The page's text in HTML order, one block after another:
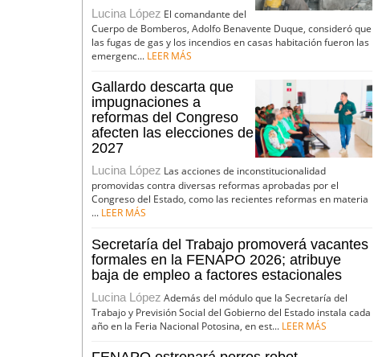
Lucina López El comandante del
Cuerpo de Bomberos, Adolfo Benavente Duque, consideró que
las fugas de gas y los incendios en casas habitación fueron las
emergenc... LEER MÁS
Gallardo descarta que
impugnaciones a
reformas del Congreso
afecten las elecciones de
2027
Lucina López Las acciones de inconstitucionalidad
promovidas contra diversas reformas aprobadas por el
Congreso del Estado, como las recientes reformas en materia
... LEER MÁS
Secretaría del Trabajo promoverá vacantes
formales en la FENAPO 2026; atribuye
baja de empleo a factores estacionales
Lucina López Además del módulo que la Secretaría del
Trabajo y Previsión Social del Gobierno del Estado instala cada
año en la Feria Nacional Potosina, en est... LEER MÁS